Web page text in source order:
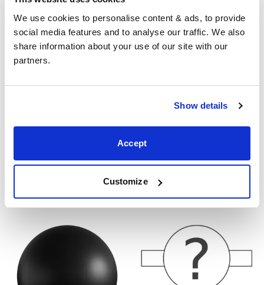
We use cookies to personalise content & ads, to provide
social media features and to analyse our traffic. We also
share information about your use of our site with our
partners.
Show details
Accept
Customize
Onze standaard houten afwerking is donker kersen of
wit.